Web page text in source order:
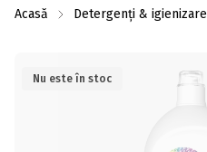
Acasă Detergenți & igienizare
Nu este în stoc